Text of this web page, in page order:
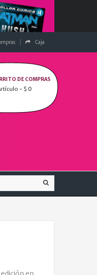
Caja
DE COMPRAS
- $ 0